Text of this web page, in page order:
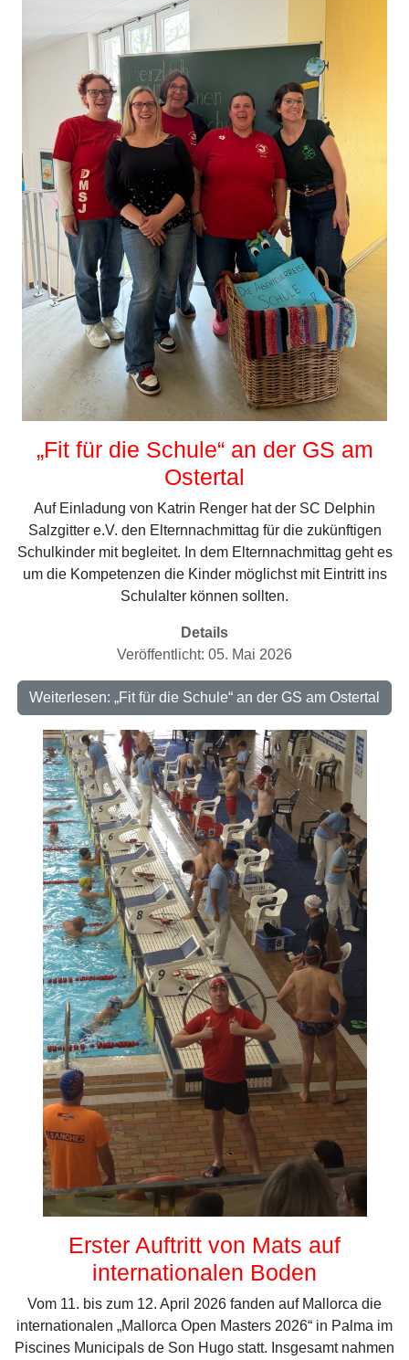
„Fit für die Schule“ an der GS am
Ostertal
Auf Einladung von Katrin Renger hat der SC Delphin
Salzgitter e.V. den Elternnachmittag für die zukünftigen
Schulkinder mit begleitet. In dem Elternnachmittag geht es
um die Kompetenzen die Kinder möglichst mit Eintritt ins
Schulalter können sollten.
Details
Veröffentlicht: 05. Mai 2026
Weiterlesen: „Fit für die Schule“ an der GS am Ostertal
Erster Auftritt von Mats auf
internationalen Boden
Vom 11. bis zum 12. April 2026 fanden auf Mallorca die
internationalen „Mallorca Open Masters 2026“ in Palma im
Piscines Municipals de Son Hugo statt. Insgesamt nahmen